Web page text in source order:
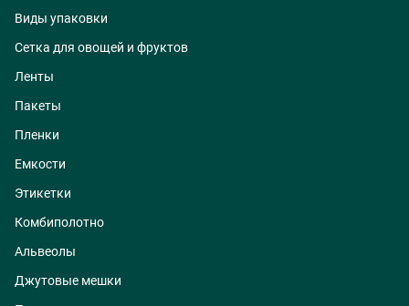
Виды упаковки
Сетка для овощей и фруктов
Ленты
Пакеты
Пленки
Емкости
Этикетки
Комбиполотно
Альвеолы
Джутовые мешки